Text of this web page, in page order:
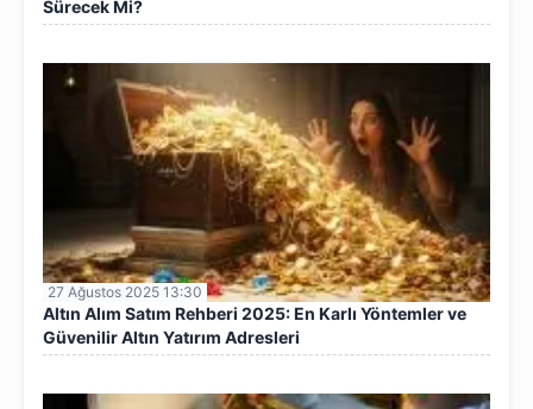
Sürecek Mi?
27 Ağustos 2025 13:30
Altın Alım Satım Rehberi 2025: En Karlı Yöntemler ve
Güvenilir Altın Yatırım Adresleri